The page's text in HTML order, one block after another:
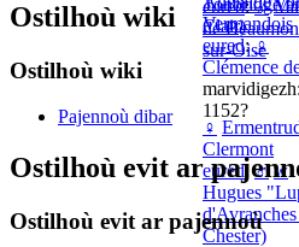
Clair)
Vermandois
eured:♀
Clémence
marvidigezh:
1152?
eured:♂
de
sur-Oise
♀
Clermont
eured:♂ w
Hugues
Chester)
Ostilhoù wiki
Ostilhoù wiki
Pajennoù dibar
Ostilhoù evit ar
Ostilhoù evit ar pajennoù